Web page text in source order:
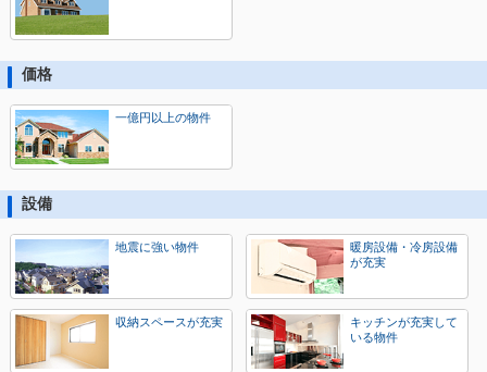
価格
一億円以上の物件
設備
地震に強い物件
暖房設備・冷房設備
が充実
収納スペースが充実
キッチンが充実して
いる物件